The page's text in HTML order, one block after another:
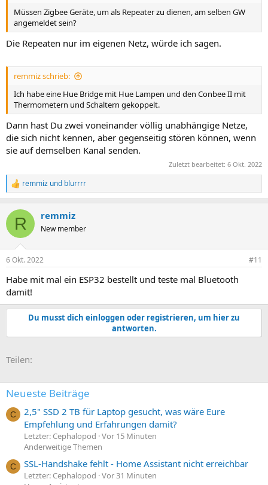
Müssen Zigbee Geräte, um als Repeater zu dienen, am selben GW
angemeldet sein?
Die Repeaten nur im eigenen Netz, würde ich sagen.
remmiz schrieb:
Ich habe eine Hue Bridge mit Hue Lampen und den Conbee II mit
Thermometern und Schaltern gekoppelt.
Dann hast Du zwei voneinander völlig unabhängige Netze,
die sich nicht kennen, aber gegenseitig stören können, wenn
sie auf demselben Kanal senden.
Zuletzt bearbeitet: 6 Okt. 2022
R
e
k
i
e
:
remmiz und blurrrr
R remmiz
New member
6 Okt. 2022 #11
Habe mit mal ein ESP32 bestellt und teste mal Bluetooth
damit!
Du musst dich einloggen oder registrieren, um hier zu
antworten.
Teilen:
Neueste Beiträge
C
2,5" SSD 2 TB für Laptop gesucht, was wäre Eure
Empfehlung und Erfahrungen damit?
Letzter: Cephalopod Vor 15 Minuten
Anderweitige Themen
C SSL-Handshake fehlt - Home Assistant nicht erreichbar
Letzter: Cephalopod Vor 31 Minuten